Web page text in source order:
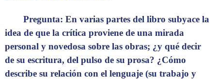
Pregunta: En varias partes del libro subyace la
idea de que la crítica proviene de una mirada
personal y novedosa sobre las obras; ¿y qué decir
de su escritura, del pulso de su prosa? ¿Cómo
describe su relación con el lenguaje (su trabajo y